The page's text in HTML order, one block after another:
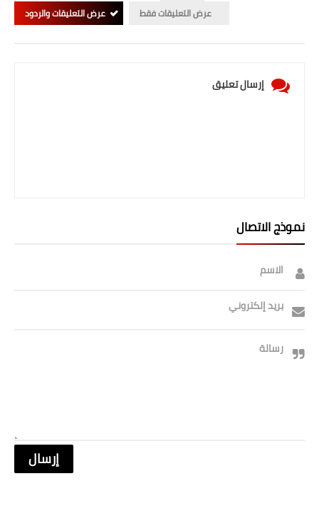
عرض التعليقات فقط
عرض التعليقات والردود
إرسال تعليق
نموذج الاتصال
الاسم
بريد إلكتروني
رسالة